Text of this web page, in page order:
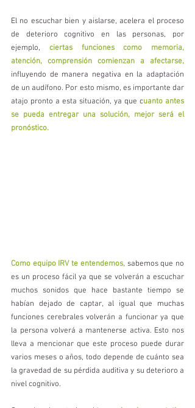
El no escuchar bien y aislarse, acelera el proceso
de deterioro cognitivo en las personas, por
ejemplo, ciertas funciones como memoria,
atención, comprensión comienzan a afectarse,
influyendo de manera negativa en la adaptación
de un audífono. Por esto mismo, es importante dar
atajo pronto a esta situación, ya que cuanto antes
se pueda entregar una solución, mejor será el
pronóstico.
Como equipo IRV te entendemos, sabemos que no
es un proceso fácil ya que se volverán a escuchar
muchos sonidos que hace bastante tiempo se
habían dejado de captar, al igual que muchas
funciones cerebrales volverán a funcionar ya que
la persona volverá a mantenerse activa. Esto nos
lleva a mencionar que este proceso puede durar
varios meses o años, todo depende de cuánto sea
la gravedad de su pérdida auditiva y su deterioro a
nivel cognitivo.